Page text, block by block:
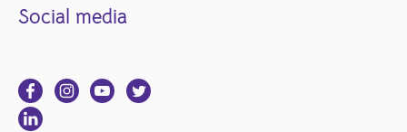
Social media
Ga
naar
Ga
Ga
Ga
Ga